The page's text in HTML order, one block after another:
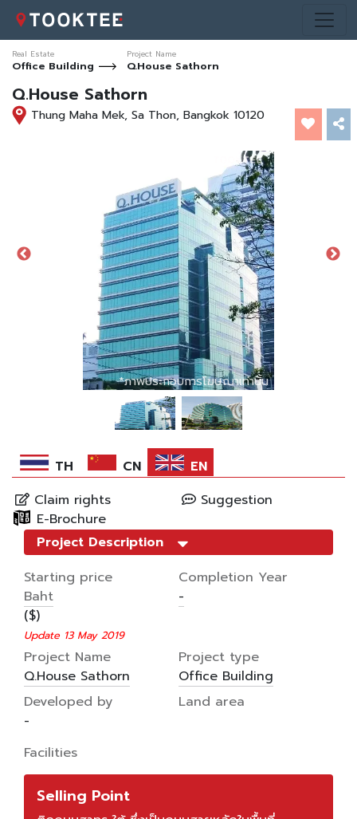
Real Estate
Office Building
Project Name
Q.House Sathorn
Q.House Sathorn
Thung Maha Mek, Sa Thon, Bangkok 10120
*ภาพประกอบการโฆษณาเท่านั้น
*ภาพประกอบการโฆษณาเท่านั้น
TH CN
EN
Claim rights
Suggestion
E-Brochure
Project Description
Starting price
Baht
($)
Update 13 May 2019
Completion Year
-
Project Name
Q.House Sathorn
Project type
Office Building
Developed by
-
Land area
Facilities
Selling Point